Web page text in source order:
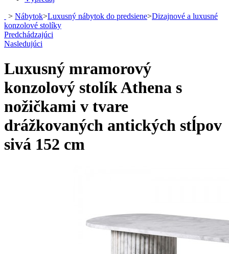
> Nábytok>Luxusný nábytok do predsiene>Dizajnové a luxusné
konzolové stolíky
Predchádzajúci
Nasledujúci
Luxusný mramorový
konzolový stolík Athena s
nožičkami v tvare
drážkovaných antických stĺpov
sivá 152 cm